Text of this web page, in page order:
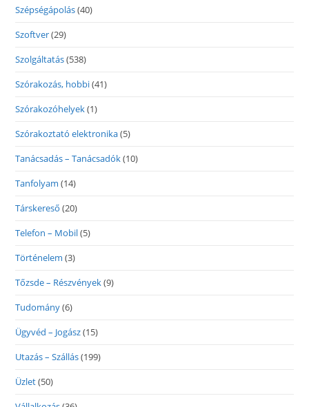
Szépségápolás(40)
Szoftver(29)
Szolgáltatás(538)
Szórakozás, hobbi(41)
Szórakozóhelyek(1)
Szórakoztató elektronika(5)
Tanácsadás – Tanácsadók(10)
Tanfolyam (14)
Társkereső (20)
Telefon – Mobil(5)
Történelem (3)
Tőzsde – Részvények(9)
Tudomány(6)
Ügyvéd – Jogász(15)
Utazás – Szállás(199)
Üzlet(50)